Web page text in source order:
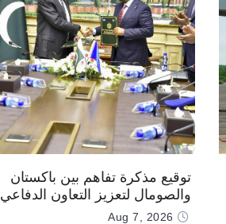
توقيع مذكرة تفاهم بين باكستان
والصومال لتعزيز التعاون الدفاعي
Aug 7, 2026